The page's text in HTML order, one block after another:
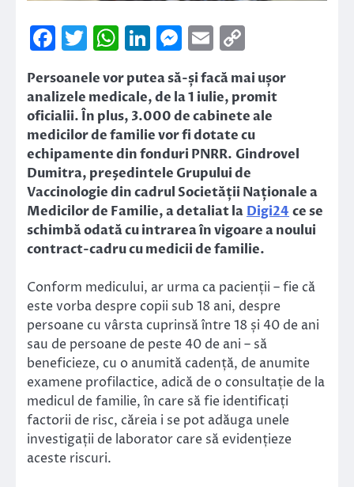
Facebook
Twitter
WhatsApp
LinkedIn
Messenger
Email
Link
Persoanele vor putea să-și facă mai ușor
analizele medicale, de la 1 iulie, promit
oficialii. În plus, 3.000 de cabinete ale
medicilor de familie vor fi dotate cu
echipamente din fonduri PNRR. Gindrovel
Dumitra, preşedintele Grupului de
Vaccinologie din cadrul Societății Naționale a
Medicilor de Familie, a detaliat la Digi24 ce se
schimbă odată cu intrarea în vigoare a noului
contract-cadru cu medicii de familie.
Conform medicului, ar urma ca pacienții – fie că
este vorba despre copii sub 18 ani, despre
persoane cu vârsta cuprinsă între 18 și 40 de ani
sau de persoane de peste 40 de ani – să
beneficieze, cu o anumită cadență, de anumite
examene profilactice, adică de o consultație de la
medicul de familie, în care să fie identificați
factorii de risc, căreia i se pot adăuga unele
investigații de laborator care să evidențieze
aceste riscuri.